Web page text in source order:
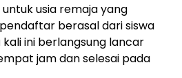
usia remaja yang
berasal dari siswa
kali ini berlangsung lancar
jam dan selesai pada